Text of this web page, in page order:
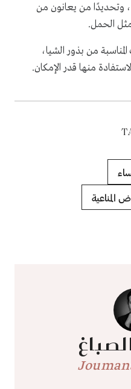
من يعانون من
الحمل.
من بذور الشيا،
منها قدر الإمكان.
المناعية